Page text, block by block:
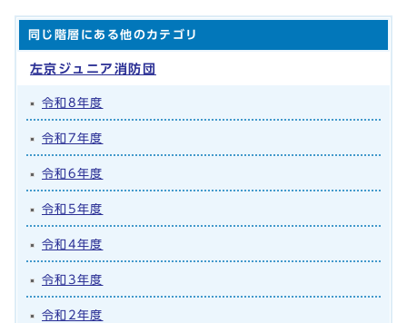
同じ階層にある他のカテゴリ
左京ジュニア消防団
令和8年度
令和7年度
令和6年度
令和5年度
令和4年度
令和3年度
令和2年度